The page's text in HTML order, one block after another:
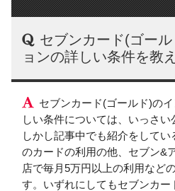
セブンカード(ゴー
ョンの詳しい条件を教
セブンカード(ゴールド)の
しい条件については、いっさい
しかし記事中でも紹介をして
のカードの利用の他、セブン&
店で毎月5万円以上の利用など
す。いずれにしてもセブンカ